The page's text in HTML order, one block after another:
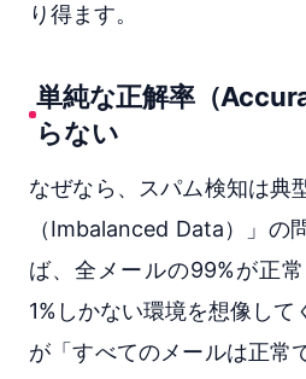
り得ます。
単純な正解率（
らない
なぜなら、スパム検知は典
（Imbalanced Data）」の
ば、全メールの99%が正
1%しかない環境を想像して
が「すべてのメールは正常